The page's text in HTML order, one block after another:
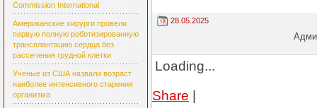
Commission International
Американские хирурги провели
первую полную роботизированную
трансплантацию сердца без
рассечения грудной клетки
Ученые из США назвали возраст
наиболее интенсивного старения
организма
28.05.2025
Loading...
Share |